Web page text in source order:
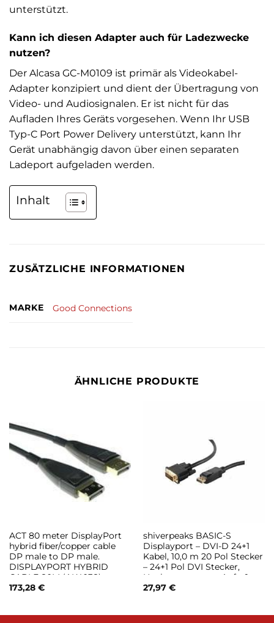
unterstützt.
Kann ich diesen Adapter auch für Ladezwecke
nutzen?
Der Alcasa GC-M0109 ist primär als Videokabel-
Adapter konzipiert und dient der Übertragung von
Video- und Audiosignalen. Er ist nicht für das
Aufladen Ihres Geräts vorgesehen. Wenn Ihr USB
Typ-C Port Power Delivery unterstützt, kann Ihr
Gerät unabhängig davon über einen separaten
Ladeport aufgeladen werden.
Inhalt
ZUSÄTZLICHE INFORMATIONEN
MARKE Good Connections
ÄHNLICHE PRODUKTE
ACT 80 meter DisplayPort
hybrid fiber/copper cable
DP male to DP male.
DISPLAYPORT HYBRID
CABLE 80M (AK4038)
173,28 €
shiverpeaks BASIC-S
Displayport – DVI-D 24+1
Kabel, 10,0 m 20 Pol Stecker
– 24+1 Pol DVI Stecker,
Haube vergossen, Auf – 1
Stück (BS77498-1)
27,97 €